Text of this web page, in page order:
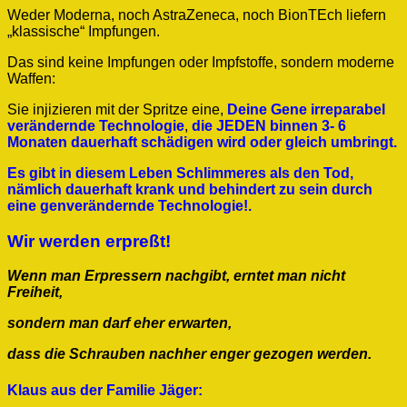
Weder Moderna, noch AstraZeneca, noch BionTEch liefern
„klassische“ Impfungen.
Das sind keine Impfungen oder Impfstoffe, sondern moderne
Waffen:
Sie injizieren mit der Spritze eine, Deine Gene irreparabel
verändernde Technologie, die JEDEN binnen 3- 6
Monaten dauerhaft schädigen wird oder gleich umbringt.
Es gibt in diesem Leben Schlimmeres als den Tod,
nämlich dauerhaft krank und behindert zu sein durch
eine genverändernde Technologie!.
Wir werden erpreßt!
Wenn man Erpressern nachgibt, erntet man nicht
Freiheit,
sondern man darf eher erwarten,
dass die Schrauben nachher enger gezogen werden.
Klaus aus der Familie Jäger: